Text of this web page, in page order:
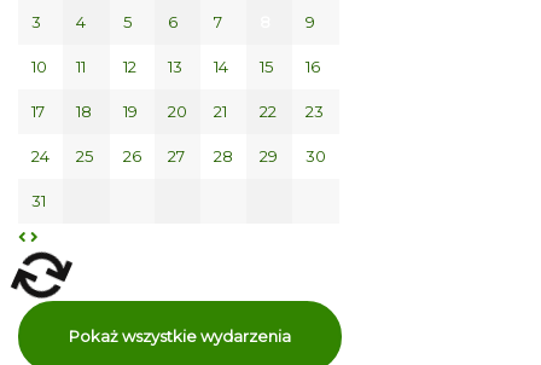
3 4 5 6 7 9
10 11 12 13 14 15 16
17 18 19 20 21 22 23
24 25 26 27 28 29 30
31
Pokaż wszystkie wydarzenia